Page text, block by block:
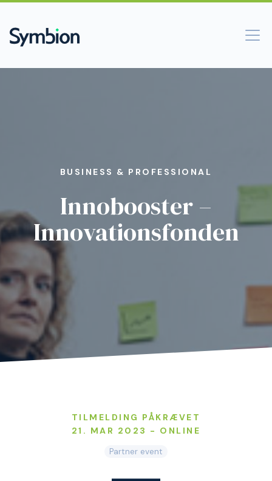
BUSINESS & PROFESSIONAL
Innobooster –
Innovationsfonden
TILMELDING PÅKRÆVET
21. MAR 2023 - ONLINE
Partner event